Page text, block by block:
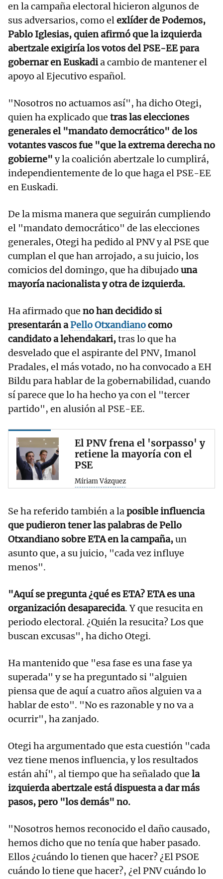
en la campaña electoral hicieron algunos de
sus adversarios, como elexlíder de Podemos,
Pablo Iglesias, quien afirmó que la izquierda
abertzale exigiría los votos del PSE-EE para
gobernar en Euskadia cambio de mantener el
apoyo al Ejecutivo español.
"Nosotros no actuamos así", ha dicho Otegi,
quien ha explicado que tras las elecciones
generales el "mandato democrático" de los
votantes vascos fue "que la extrema derecha no
gobierne" y la coalición abertzale lo cumplirá,
independientemente de lo que haga el PSE-EE
en Euskadi.
De la misma manera que seguirán cumpliendo
el "mandato democrático" de las elecciones
generales, Otegi ha pedido al PNV y al PSE que
cumplan el que han arrojado, a su juicio, los
comicios del domingo, que ha dibujado una
mayoría nacionalista y otra de izquierda.
Ha afirmado que no han decidido si
presentarán aPello Otxandianocomo
candidato a lehendakari,tras lo que ha
desvelado que el aspirante del PNV, Imanol
Pradales, el más votado, no ha convocado a EH
Bildu para hablar de la gobernabilidad, cuando
sí parece que lo ha hecho ya con el "tercer
partido", en alusión al PSE-EE.
El PNV frena el 'sorpasso' y
retiene la mayoría con el
PSE
Míriam Vázquez
Se ha referido también a laposible influencia
que pudieron tener las palabras de Pello
Otxandiano sobre ETA en la campaña,un
asunto que, a su juicio, "cada vez influye
menos".
"Aquí se pregunta ¿qué es ETA? ETA es una
organización desaparecida. Y que resucita en
periodo electoral. ¿Quién la resucita? Los que
buscan excusas", ha dicho Otegi.
Ha mantenido que "esa fase es una fase ya
superada" y se ha preguntado si "alguien
piensa que de aquí a cuatro años alguien va a
hablar de esto". "No es razonable y no va a
ocurrir", ha zanjado.
Otegi ha argumentado que esta cuestión "cada
vez tiene menos influencia, y los resultados
están ahí", al tiempo que ha señalado que la
izquierda abertzale está dispuesta a dar más
pasos, pero "los demás" no.
"Nosotros hemos reconocido el daño causado,
hemos dicho que no tenía que haber pasado.
Ellos ¿cuándo lo tienen que hacer? ¿El PSOE
cuándo lo tiene que hacer?, ¿el PNV cuándo lo